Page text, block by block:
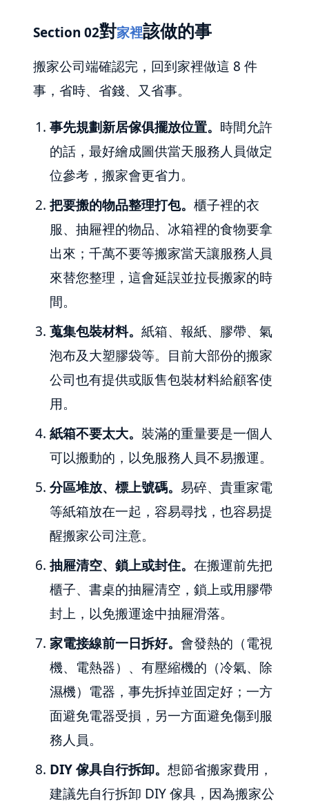
Section 02對家裡該做的事
搬家公司端確認完，回到家裡做這 8 件
事，省時、省錢、又省事。
事先規劃新居傢俱擺放位置。 時間允許
的話，最好繪成圖供當天服務人員做定
位參考，搬家會更省力。
把要搬的物品整理打包。 櫃子裡的衣
服、抽屜裡的物品、冰箱裡的食物要拿
出來；千萬不要等搬家當天讓服務人員
來替您整理，這會延誤並拉長搬家的時
間。
蒐集包裝材料。 紙箱、報紙、膠帶、氣
泡布及大塑膠袋等。目前大部份的搬家
公司也有提供或販售包裝材料給顧客使
用。
紙箱不要太大。 裝滿的重量要是一個人
可以搬動的，以免服務人員不易搬運。
分區堆放、標上號碼。 易碎、貴重家電
等紙箱放在一起，容易尋找，也容易提
醒搬家公司注意。
抽屜清空、鎖上或封住。 在搬運前先把
櫃子、書桌的抽屜清空，鎖上或用膠帶
封上，以免搬運途中抽屜滑落。
家電接線前一日拆好。 會發熱的（電視
機、電熱器）、有壓縮機的（冷氣、除
濕機）電器，事先拆掉並固定好；一方
面避免電器受損，另一方面避免傷到服
務人員。
DIY 傢具自行拆卸。 想節省搬家費用，
建議先自行拆卸 DIY 傢具，因為搬家公